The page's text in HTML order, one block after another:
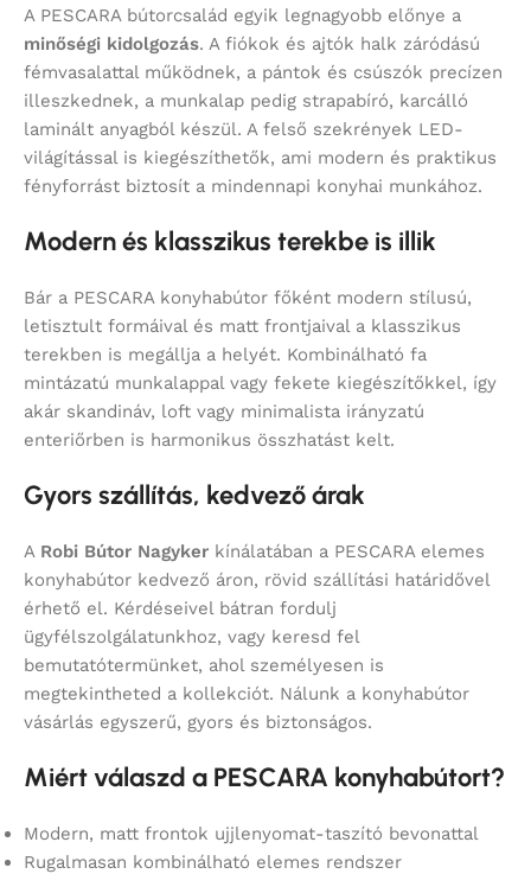
A PESCARA bútorcsalád egyik legnagyobb előnye a
minőségi kidolgozás. A fiókok és ajtók halk záródású
fémvasalattal működnek, a pántok és csúszók precízen
illeszkednek, a munkalap pedig strapabíró, karcálló
laminált anyagból készül. A felső szekrények LED-
világítással is kiegészíthetők, ami modern és praktikus
fényforrást biztosít a mindennapi konyhai munkához.
Modern és klasszikus terekbe is illik
Bár a PESCARA konyhabútor főként modern stílusú,
letisztult formáival és matt frontjaival a klasszikus
terekben is megállja a helyét. Kombinálható fa
mintázatú munkalappal vagy fekete kiegészítőkkel, így
akár skandináv, loft vagy minimalista irányzatú
enteriőrben is harmonikus összhatást kelt.
Gyors szállítás, kedvező árak
A Robi Bútor Nagyker kínálatában a PESCARA elemes
konyhabútor kedvező áron, rövid szállítási határidővel
érhető el. Kérdéseivel bátran fordulj
ügyfélszolgálatunkhoz, vagy keresd fel
bemutatótermünket, ahol személyesen is
megtekintheted a kollekciót. Nálunk a konyhabútor
vásárlás egyszerű, gyors és biztonságos.
Miért válaszd a PESCARA konyhabútort?
Modern, matt frontok ujjlenyomat-taszító bevonattal
Rugalmasan kombinálható elemes rendszer